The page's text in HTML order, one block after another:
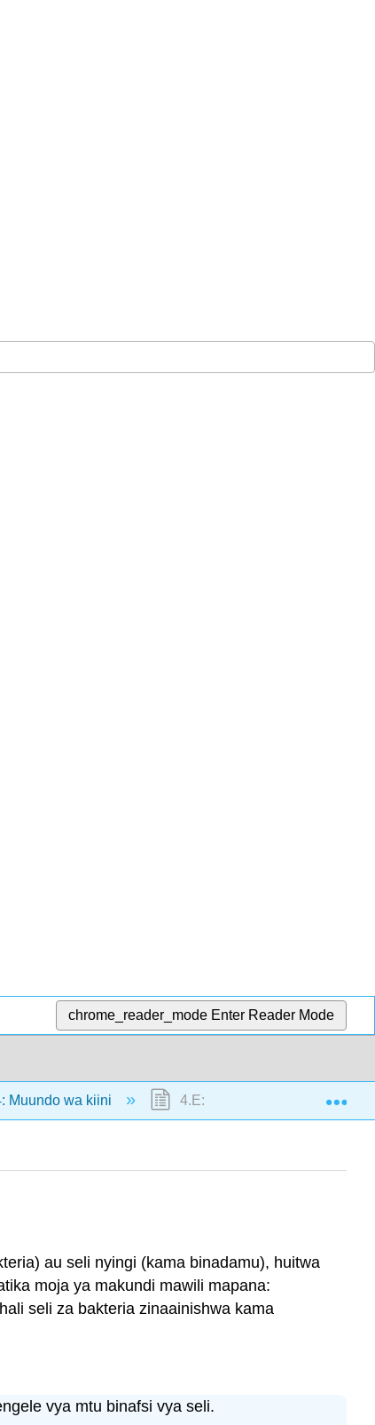
chrome_reader_mode Enter Reader Mode
Muundo wa kiini 4.E: Muundo wa seli (Mazoezi)
au seli nyingi (kama binadamu), huitwa
moja ya makundi mawili mapana:
seli za bakteria zinaainishwa kama
vya mtu binafsi vya seli.